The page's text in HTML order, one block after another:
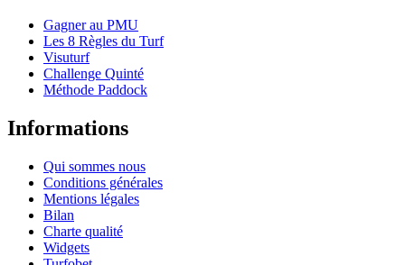
Gagner au PMU
Les 8 Règles du Turf
Visuturf
Challenge Quinté
Méthode Paddock
Informations
Qui sommes nous
Conditions générales
Mentions légales
Bilan
Charte qualité
Widgets